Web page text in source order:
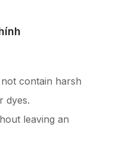
contain harsh
dyes.
leaving an